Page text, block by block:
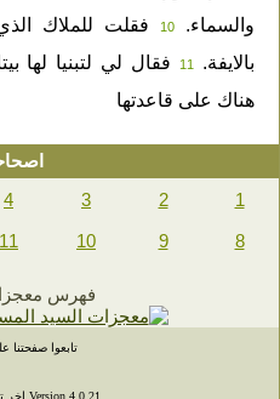
والسماء.
10فقلت للملاك
بالايفة.
11فقال لي لتبنيا لها
هناك على قاعدتها
1
2
3
4
8
9
10
11
فهرس
تابعوا صفحتنا
Version 4.0.21 اخر تعديل 2018-01-07